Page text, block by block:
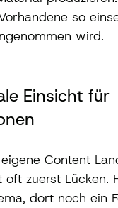
so
wird.
Einsicht für
Content
oft zuerst Lücken.
dort noch ein